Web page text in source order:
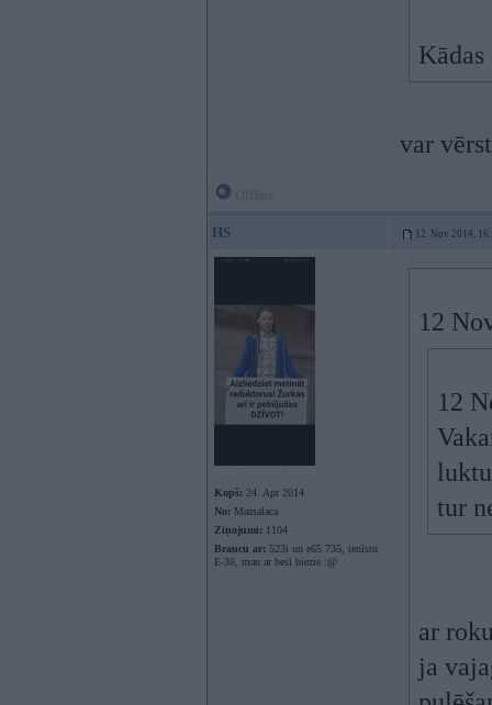
Kādas
var
HS 12. Nov 2014,
Kopš: 24. Apr 2014
No: Mazsalaca
Ziņojumi: 1104
Braucu ar: 523i un e65 735, ienīstu
E-36, man ar besī biezie :@
12
12
tur
ar
ja